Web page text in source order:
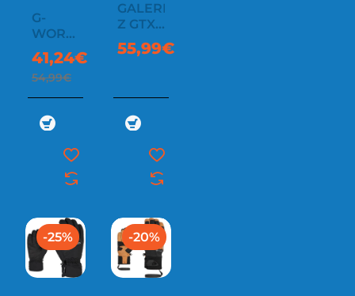
G-
WORK
FROST
41,24€
54,99€
GALERIUS-
Z GTX
GLOVE
55,99€
-25% -20%